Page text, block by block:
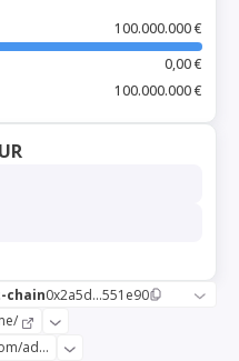
100.000.000 €
0,00 €
100.000.000 €
chain0x2a5d...551e90
https://binplorer.com/address/0x2a5da6b2e641484b1233e69109ddaaa330551e90